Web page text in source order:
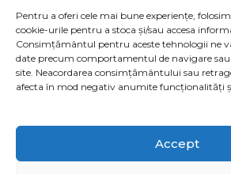
Pentru a oferi cele mai bune experiențe,
cookie-urile pentru a stoca și/sau accesa
Consimțământul pentru aceste tehnologii ne
date precum comportamentul de navigare sau
site. Neacordarea consimțământului sau
afecta în mod negativ anumite funcționalități
Accept
Numar Registrul Comertului: J35/3650/